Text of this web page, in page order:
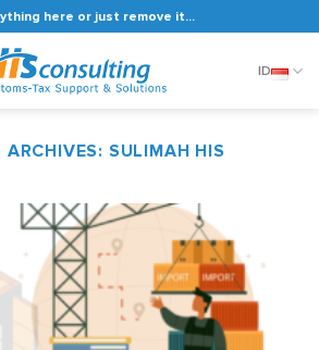
here or just remove it...
ID
ARCHIVES: SULIMAH HIS